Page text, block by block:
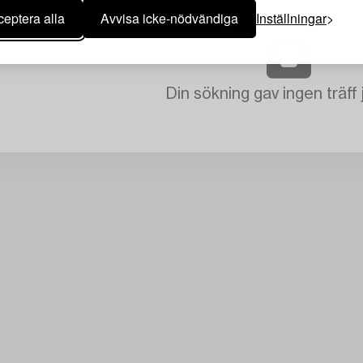
alla Avvisa icke-nödvändiga Inställningar
Din sökning gav ingen träff